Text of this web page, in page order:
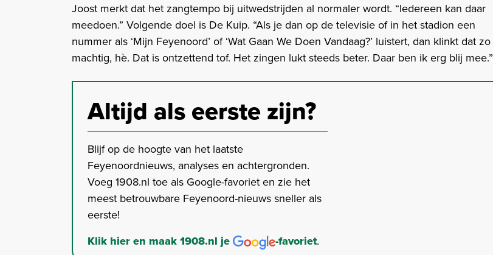
Joost merkt dat het zangtempo bij uitwedstrijden al normaler wordt. “Iedereen kan daar
meedoen.” Volgende doel is De Kuip. “Als je dan op de televisie of in het stadion een
nummer als ‘Mijn Feyenoord’ of ‘Wat Gaan We Doen Vandaag?’ luistert, dan klinkt dat zo
machtig, hè. Dat is ontzettend tof. Het zingen lukt steeds beter. Daar ben ik erg blij mee.”
Altijd als eerste zijn?
Blijf op de hoogte van het laatste
Feyenoordnieuws, analyses en achtergronden.
Voeg 1908.nl toe als Google-favoriet en zie het
meest betrouwbare Feyenoord-nieuws sneller als
eerste!
Klik hier en maak 1908.nl je
-favoriet.